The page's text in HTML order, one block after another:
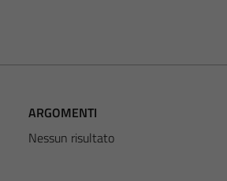
ARGOMENTI
Nessun risultato